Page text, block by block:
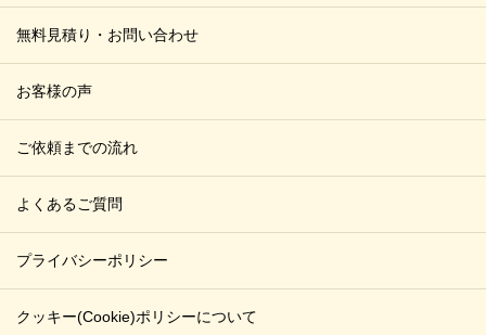
無料見積り・お問い合わせ
お客様の声
ご依頼までの流れ
よくあるご質問
プライバシーポリシー
クッキー(Cookie)ポリシーについて